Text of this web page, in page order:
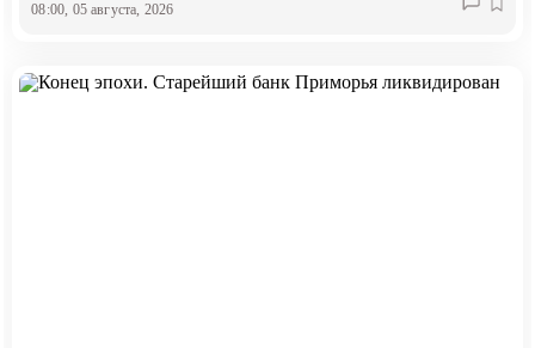
08:00, 05 августа, 2026